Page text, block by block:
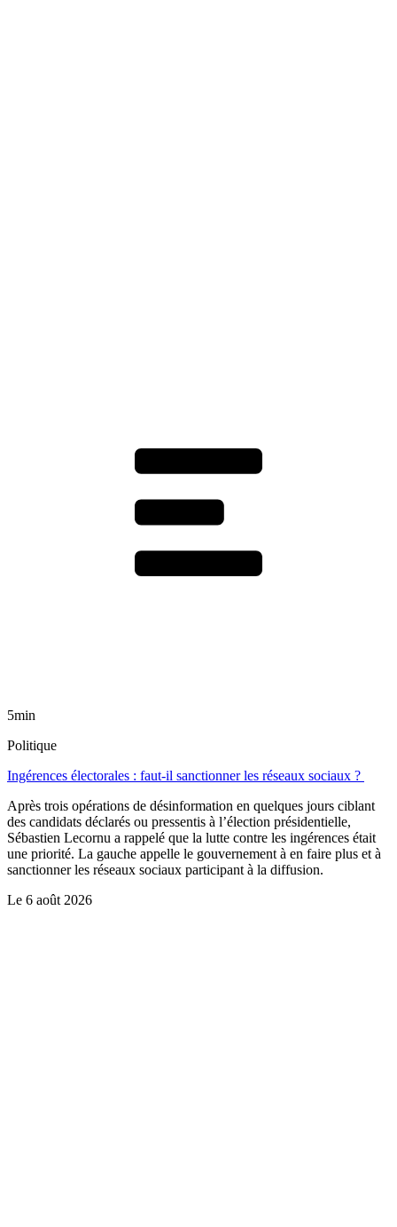
5min
Politique
Ingérences électorales : faut-il sanctionner les réseaux sociaux ?
Après trois opérations de désinformation en quelques jours ciblant
des candidats déclarés ou pressentis à l’élection présidentielle,
Sébastien Lecornu a rappelé que la lutte contre les ingérences était
une priorité. La gauche appelle le gouvernement à en faire plus et à
sanctionner les réseaux sociaux participant à la diffusion.
Le 6 août 2026